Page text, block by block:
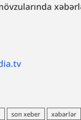
son xeber xəbərlər